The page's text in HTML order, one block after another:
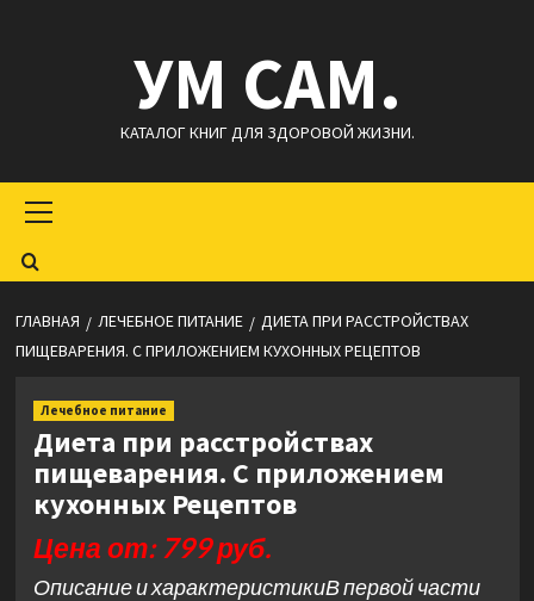
УМ САМ.
КАТАЛОГ КНИГ ДЛЯ ЗДОРОВОЙ ЖИЗНИ.
меню
ГЛАВНАЯ ЛЕЧЕБНОЕ ПИТАНИЕ
ДИЕТА ПРИ РАССТРОЙСТВАХ
ПИЩЕВАРЕНИЯ. С ПРИЛОЖЕНИЕМ КУХОННЫХ РЕЦЕПТОВ
Лечебное питание
Диета при расстройствах
пищеварения. С приложением
кухонных Рецептов
Цена от: 799 руб.
Описание и характеристикиВ первой части